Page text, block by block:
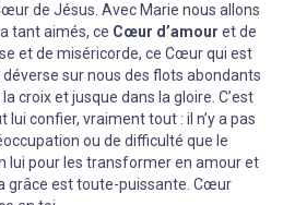
de Jésus. Avec Marie nous allons
tant aimés, ce Cœur d’amour et de
et de miséricorde, ce Cœur qui est
sur nous des flots abondants
croix et jusque dans la gloire. C’est
confier, vraiment tout : il n’y a pas
ou de difficulté que le
lui pour les transformer en amour et
grâce est toute-puissante. Cœur